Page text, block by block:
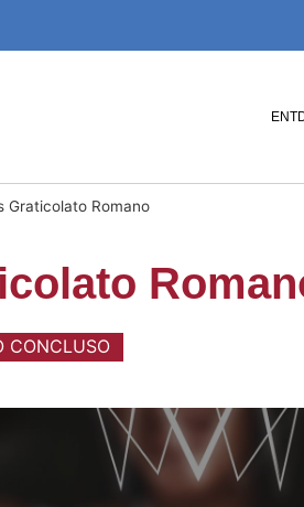
Graticolato Romano
CONCLUSO